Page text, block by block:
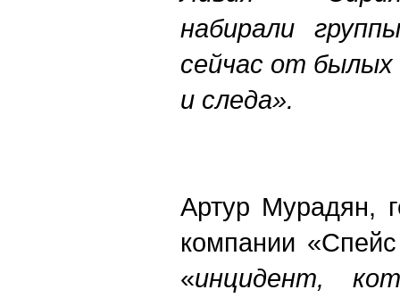
набирали
сейчас от
и следа».
Артур Мурадян,
компании
«инцидент,